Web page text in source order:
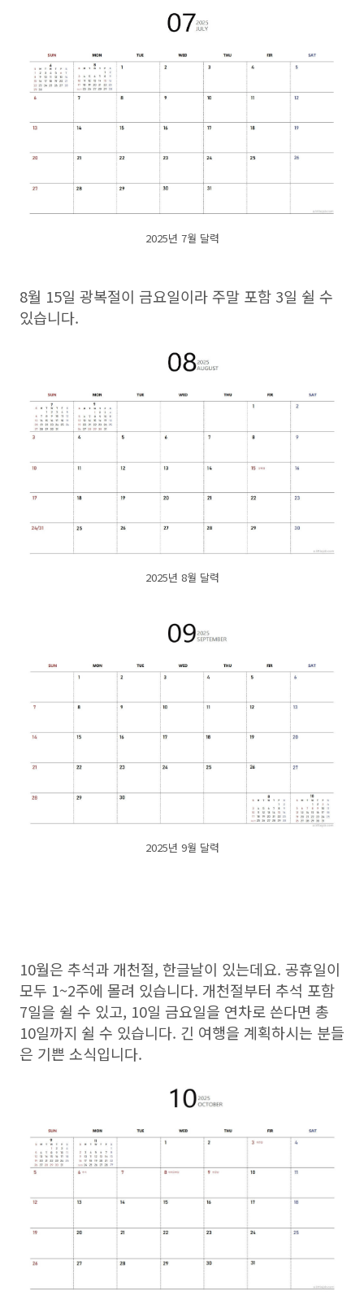
2025년 7월 달력
8월 15일 광복절이 금요일이라 주말 포함 3일 쉴 수
있습니다.
2025년 8월 달력
2025년 9월 달력
10월은 추석과 개천절, 한글날이 있는데요. 공휴일이
모두 1~2주에 몰려 있습니다. 개천절부터 추석 포함
7일을 쉴 수 있고, 10일 금요일을 연차로 쓴다면 총
10일까지 쉴 수 있습니다. 긴 여행을 계획하시는 분들
은 기쁜 소식입니다.